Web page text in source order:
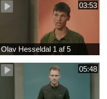
03:53
Olav Hesseldal 1 af 5
05:48